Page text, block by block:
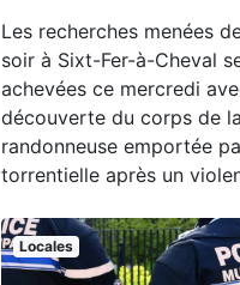
Les recherches menées
soir à Sixt-Fer-à-Cheval
achevées ce mercredi
découverte du corps de la
randonneuse emportée
torrentielle après un
Locales